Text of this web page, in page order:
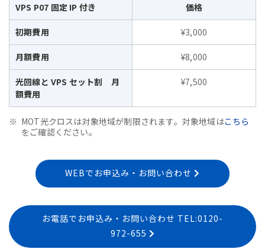
VPS P07 固定 IP 付き 価格
初期費用 ¥3,000
月額費用 ¥8,000
光回線と VPS セット割 月
額費用
¥7,500
MOT光クロスは対象地域が制限されます。対象地域はこちら
をご確認ください。
WEBでお申込み・お問い合わせ
お電話でお申込み・お問い合わせ TEL:0120-
972-655